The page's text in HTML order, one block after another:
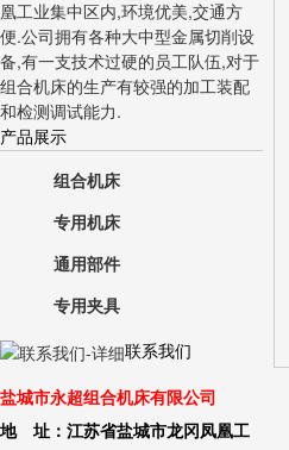
产品展示
组合机床
专用机床
通用部件
专用夹具
联系我们
盐城市永超组合机床有限公司
地 址：江苏省盐城市龙冈凤凰工